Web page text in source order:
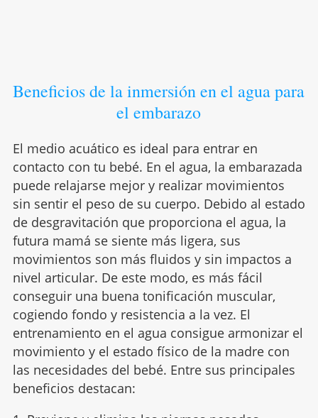
Beneficios de la inmersión en el agua para
el embarazo
El medio acuático es ideal para entrar en
contacto con tu bebé. En el agua, la embarazada
puede relajarse mejor y realizar movimientos
sin sentir el peso de su cuerpo. Debido al estado
de desgravitación que proporciona el agua, la
futura mamá se siente más ligera, sus
movimientos son más fluidos y sin impactos a
nivel articular. De este modo, es más fácil
conseguir una buena tonificación muscular,
cogiendo fondo y resistencia a la vez. El
entrenamiento en el agua consigue armonizar el
movimiento y el estado físico de la madre con
las necesidades del bebé. Entre sus principales
beneficios destacan: